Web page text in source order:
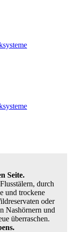
Seite.
durch
und trockene
oder
Nashörnern und
überraschen.